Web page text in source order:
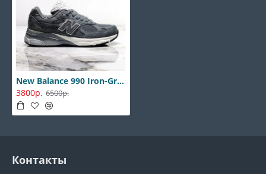
New Balance 990 Iron-Grey
3800р. 6500р.
Контакты